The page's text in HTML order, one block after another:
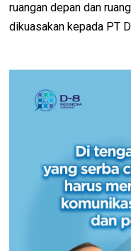
ruangan depan dan
dikuasakan kepada PT